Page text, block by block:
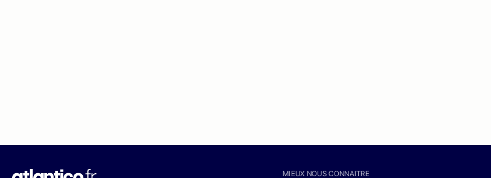
MIEUX NOUS CONNAITRE